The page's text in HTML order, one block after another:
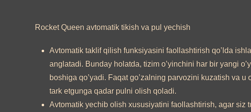
Rocket Queen avtomatik tikish va pul yechish
Avtomatik taklif qilish funksiyasini faollashtirish qo’lda
anglatadi. Bunday holatda, tizim o’yinchini har bir yangi
boshiga qo’yadi. Faqat go’zalning parvozini kuzatish va u
tark etgunga qadar pulni olish qoladi.
Avtomatik yechib olish xususiyatini faollashtirish, agar siz